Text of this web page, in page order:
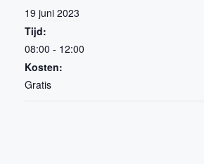
19 juni 2023
Tijd:
08:00 - 12:00
Kosten:
Gratis